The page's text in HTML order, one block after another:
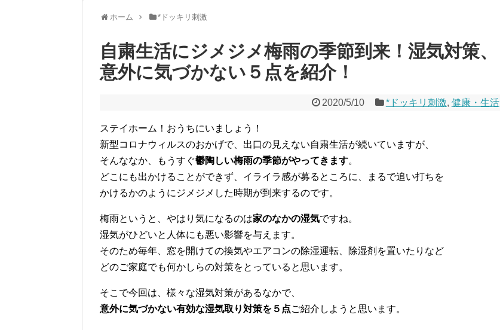
ホーム *ドッキリ刺激
自粛生活にジメジメ梅雨の季節到来！湿気対策、
意外に気づかない５点を紹介！
2020/5/10 *ドッキリ刺激, 健康・生活
ステイホーム！おうちにいましょう！
新型コロナウィルスのおかげで、出口の見えない自粛生活が続いていますが、
そんななか、もうすぐ鬱陶しい梅雨の季節がやってきます。
どこにも出かけることができず、イライラ感が募るところに、まるで追い打ちを
かけるかのようにジメジメした時期が到来するのです。
梅雨というと、やはり気になるのは家のなかの湿気ですね。
湿気がひどいと人体にも悪い影響を与えます。
そのため毎年、窓を開けての換気やエアコンの除湿運転、除湿剤を置いたりなど
どのご家庭でも何かしらの対策をとっていると思います。
そこで今回は、様々な湿気対策があるなかで、
意外に気づかない有効な湿気取り対策を５点ご紹介しようと思います。